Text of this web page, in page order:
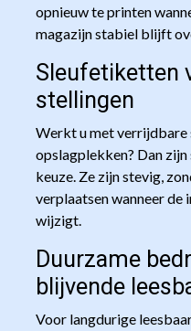
opnieuw te printen
magazijn stabiel blijft
Sleufetiketten
stellingen
Werkt u met
opslagplekken? Dan
keuze. Ze zijn stevig,
verplaatsen wanneer de
wijzigt.
Duurzame
blijvende
Voor langdurige